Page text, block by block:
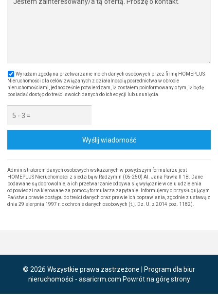
Wyrażam zgodę na przetwarzanie moich danych osobowych przez firmę HOMEPLUS
Nieruchomości dla celów związanych z działalnością pośrednictwa w obrocie
nieruchomościami, jednocześnie potwierdzam, iż zostałem poinformowany o tym, iż będę
posiadać dostęp do treści swoich danych do ich edycji lub usunięcia.
Wyślij wiadomość
Administratorem danych osobowych wskazanych w powyższym formularzu jest
HOMEPLUS Nieruchomości z siedzibą w Radzymin (05-250) Al. Jana Pawła II 1B. Dane
podawane są dobrowolnie, a ich przetwarzanie odbywa się wyłącznie w celu udzielenia
odpowiedzi na kierowane za pomocą formularza zapytanie. Informujemy o przysługującym
Państwu prawie dostępu do treści danych oraz prawie ich poprawiania, zgodnie z ustawą z
dnia 29 sierpnia 1997 r. o ochronie danych osobowych (t.j. Dz. U. z 2014 poz. 1182).
© 2026 Wszystkie prawa zastrzeżone | Program dla biur
nieruchomości - asaricrm.com Powrót na górę strony